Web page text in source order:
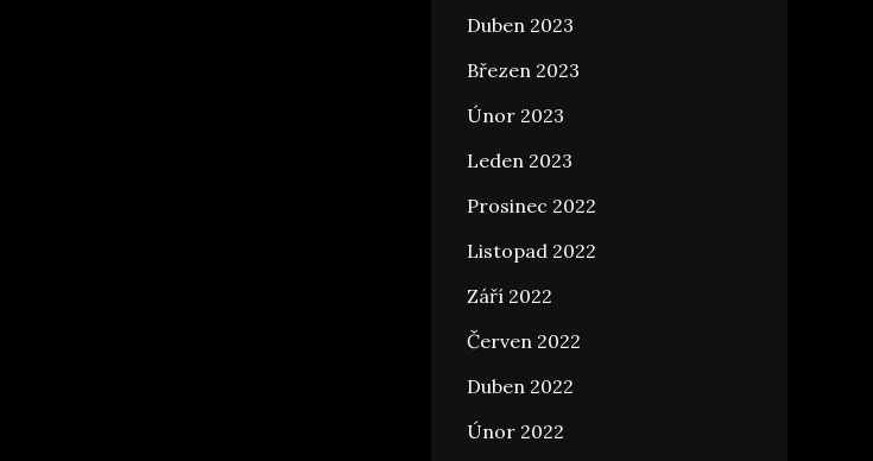
Duben 2023
Březen 2023
Únor 2023
Leden 2023
Prosinec 2022
Listopad 2022
Září 2022
Červen 2022
Duben 2022
Únor 2022